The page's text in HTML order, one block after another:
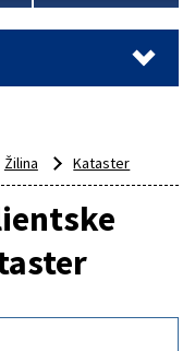
Žilina Kataster